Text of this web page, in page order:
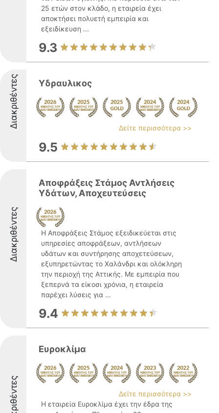
25 ετών στον κλάδο, η εταιρεία έχει
αποκτήσει πολυετή εμπειρία και
εξειδίκευση ...
9.3
Διακριθέντες Υδραυλικος
Δείτε περισσότερα >>
9.5
Διακριθέντες
Αποφράξεις Στάμος Αντλήσεις
Υδάτων, Αποχευτεύσεις
Η Αποφράξεις Στάμος εξειδικεύεται στις
υπηρεσίες αποφράξεων, αντλήσεων
υδάτων και συντήρησης αποχετεύσεων,
εξυπηρετώντας το Χαλάνδρι και ολόκληρη
την περιοχή της Αττικής. Με εμπειρία που
ξεπερνά τα είκοσι χρόνια, η εταιρεία
παρέχει λύσεις για ...
9.4
Ευροκλίμα
Δείτε περισσότερα >>
Η εταιρεία Ευροκλίμα έχει την έδρα της